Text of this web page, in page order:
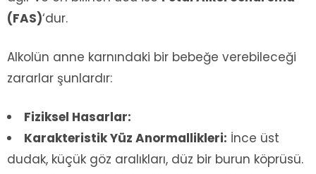
(FAS)‘dur.
Alkolün anne karnındaki bir bebeğe verebileceği
zararlar şunlardır:
Fiziksel Hasarlar:
Karakteristik Yüz Anormallikleri: İnce üst
dudak, küçük göz aralıkları, düz bir burun köprüsü.